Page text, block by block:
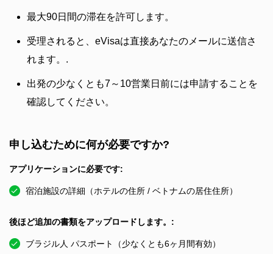
最大90日間の滞在を許可します。
受理されると、eVisaは直接あなたのメールに送信さ
れます。.
出発の少なくとも7～10営業日前には申請することを
確認してください。
申し込むために何が必要ですか?
アプリケーションに必要です:
宿泊施設の詳細（ホテルの住所 / ベトナムの居住住所）
後ほど追加の書類をアップロードします。:
ブラジル人 パスポート（少なくとも6ヶ月間有効）